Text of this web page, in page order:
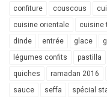
confiture
couscous
cuisine orientale
cuisine
dinde
entrée glace
légumes confits
pastilla
quiches
ramadan 2016
sauce
seffa spécial